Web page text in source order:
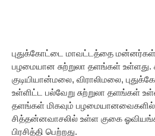
புதுக்கோட்டை மாவட்டத்தை
பழமையான சுற்றுலா தளங்கள் உள்ளது.
குடியியான்மலை, விராலிமலை,
உள்ளிட்ட பல்வேறு சுற்றுலா தளங்கள்
தளங்கள் மிகவும் பழமையானவைகளில்
சித்தன்னவாசலில் உள்ள குகை
பிரசித்தி பெற்றது.